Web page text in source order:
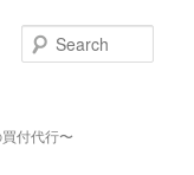
付代行〜